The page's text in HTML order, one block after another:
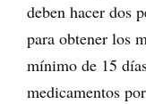
deben hacer dos
para obtener los
mínimo de 15
medicamentos